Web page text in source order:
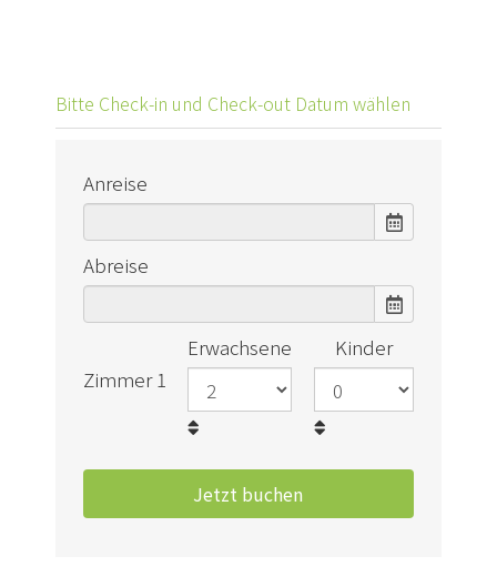
Bitte Check-in und Check-out Datum wählen
Anreise
Abreise
Zimmer 1
Erwachsene Kinder